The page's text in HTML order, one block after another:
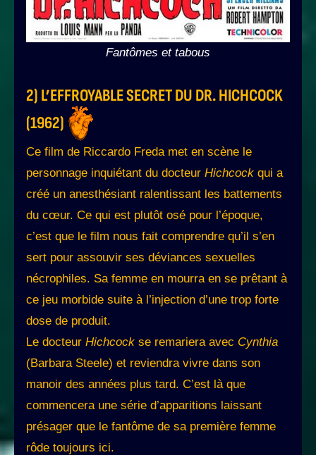
Fantômes et tabous
2) L’EFFROYABLE SECRET DU DR. HICHCOCK
(1962)
Ce film de Riccardo Freda met en scène le
personnage inquiétant du docteur Hichcock qui a
créé un anesthésiant ralentissant les battements
du cœur. Ce qui est plutôt osé pour l’époque,
c’est que le film nous fait comprendre qu’il s’en
sert pour assouvir ses déviances sexuelles
nécrophiles. Sa femme en mourra en se prêtant à
ce jeu morbide suite à l’injection d’une trop forte
dose de produit.
Le docteur Hichcock se remariera avec Cynthia
(Barbara Steele) et reviendra vivre dans son
manoir des années plus tard. C’est là que
commencera une série d’apparitions laissant
présager que le fantôme de sa première femme
rôde toujours ici.